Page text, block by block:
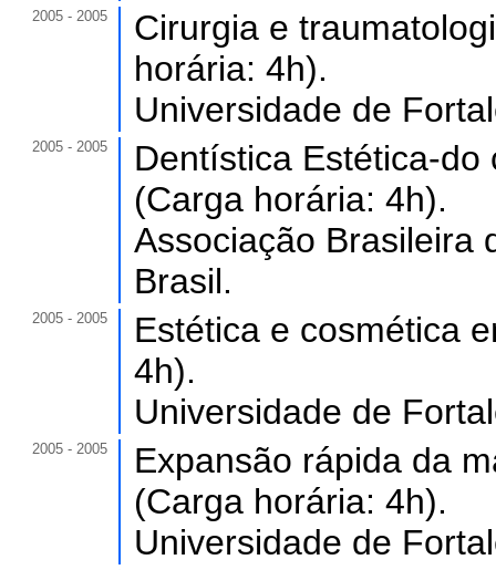
2005 - 2005
Cirurgia e
horária: 4h).
Universidade de
2005 - 2005
Dentística Estética-
(Carga horária: 4h).
Associação Brasileira
Brasil.
2005 - 2005
Estética e cosmética
4h).
Universidade de
2005 - 2005
Expansão rápida da
(Carga horária: 4h).
Universidade de